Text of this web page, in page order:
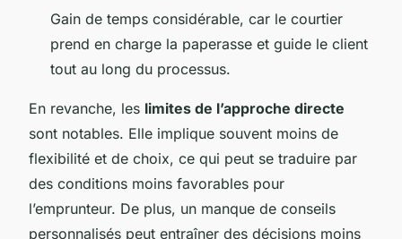
Gain de temps considérable, car le courtier
prend en charge la paperasse et guide le client
tout au long du processus.
En revanche, les limites de l’approche directe
sont notables. Elle implique souvent moins de
flexibilité et de choix, ce qui peut se traduire par
des conditions moins favorables pour
l’emprunteur. De plus, un manque de conseils
personnalisés peut entraîner des décisions moins